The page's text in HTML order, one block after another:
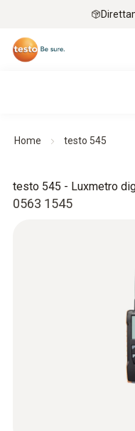
Home testo 545
0563 1545
testo 545 - Luxmetro